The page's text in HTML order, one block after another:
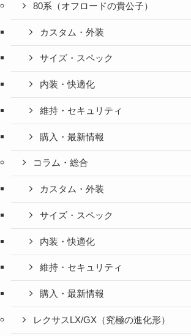
80系（オフロードの貴公子）
カスタム・外装
サイズ・スペック
内装・快適化
維持・セキュリティ
購入・最新情報
コラム・総合
カスタム・外装
サイズ・スペック
内装・快適化
維持・セキュリティ
購入・最新情報
レクサスLX/GX（究極の進化形）